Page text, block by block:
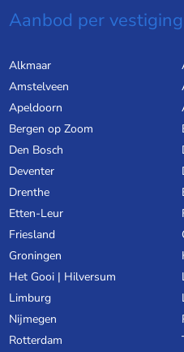
Aanbod per vestiging
Alkmaar
Amstelveen
Apeldoorn
Bergen op Zoom
Den Bosch
Deventer
Drenthe
Etten-Leur
Friesland
Groningen
Het Gooi | Hilversum
Limburg
Nijmegen
Rotterdam